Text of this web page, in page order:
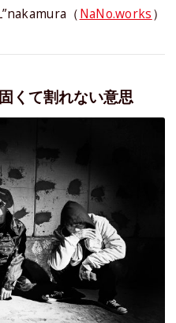
（NaNo.works）
くて割れない意思